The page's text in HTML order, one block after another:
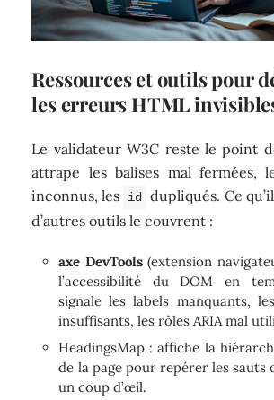
Ressources et outils pour
les erreurs HTML
Le validateur W3C reste le point
attrape les balises mal fermées,
inconnus, les
id
dupliqués. Ce
d’autres outils le couvrent :
axe DevTools(extension
l’accessibilité du DOM en
signale les labels manquants,
insuffisants, les rôles ARIA mal
HeadingsMap : affiche la
de la page pour repérer les sauts
un coup d’œil.